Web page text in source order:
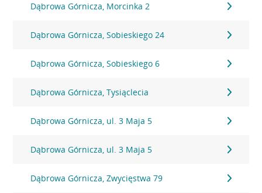
Dąbrowa Górnicza, Morcinka 2
Dąbrowa Górnicza, Sobieskiego 24
Dąbrowa Górnicza, Sobieskiego 6
Dąbrowa Górnicza, Tysiąclecia
Dąbrowa Górnicza, ul. 3 Maja 5
Dąbrowa Górnicza, ul. 3 Maja 5
Dąbrowa Górnicza, Zwycięstwa 79